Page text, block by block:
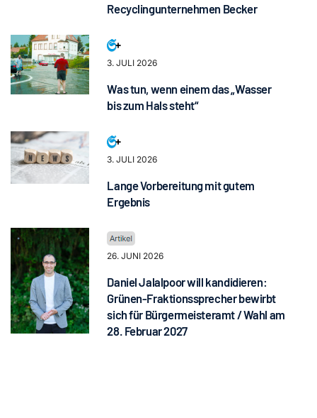
Recyclingunternehmen Becker
3. JULI 2026
Was tun, wenn einem das „Wasser
bis zum Hals steht“
3. JULI 2026
Lange Vorbereitung mit gutem
Ergebnis
26. JUNI 2026
Daniel Jalalpoor will kandidieren:
Grünen-Fraktionssprecher bewirbt
sich für Bürgermeisteramt / Wahl am
28. Februar 2027